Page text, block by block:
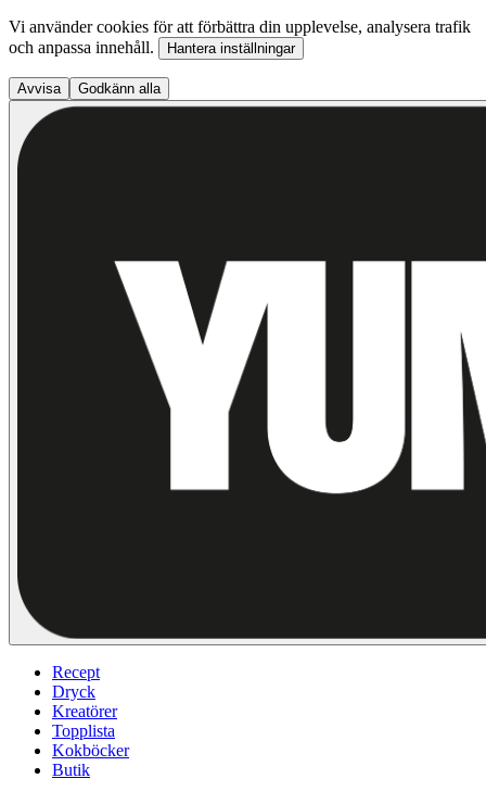
Vi använder cookies för att förbättra din upplevelse, analysera trafik
och anpassa innehåll.
Hantera inställningar
Avvisa Godkänn alla
Recept
Dryck
Kreatörer
Topplista
Kokböcker
Butik